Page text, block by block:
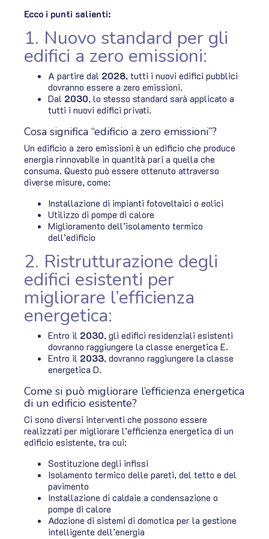
Ecco i punti salienti:
1. Nuovo standard per gli
edifici a zero emissioni:
A partire dal 2028, tutti i nuovi edifici pubblici
dovranno essere a zero emissioni.
Dal 2030, lo stesso standard sarà applicato a
tutti i nuovi edifici privati.
Cosa significa “edificio a zero emissioni”?
Un edificio a zero emissioni è un edificio che produce
energia rinnovabile in quantità pari a quella che
consuma. Questo può essere ottenuto attraverso
diverse misure, come:
Installazione di impianti fotovoltaici o eolici
Utilizzo di pompe di calore
Miglioramento dell’isolamento termico
dell’edificio
2. Ristrutturazione degli
edifici esistenti per
migliorare l’efficienza
energetica:
Entro il 2030, gli edifici residenziali esistenti
dovranno raggiungere la classe energetica E.
Entro il 2033, dovranno raggiungere la classe
energetica D.
Come si può migliorare l’efficienza energetica
di un edificio esistente?
Ci sono diversi interventi che possono essere
realizzati per migliorare l’efficienza energetica di un
edificio esistente, tra cui:
Sostituzione degli infissi
Isolamento termico delle pareti, del tetto e del
pavimento
Installazione di caldaie a condensazione o
pompe di calore
Adozione di sistemi di domotica per la gestione
intelligente dell’energia